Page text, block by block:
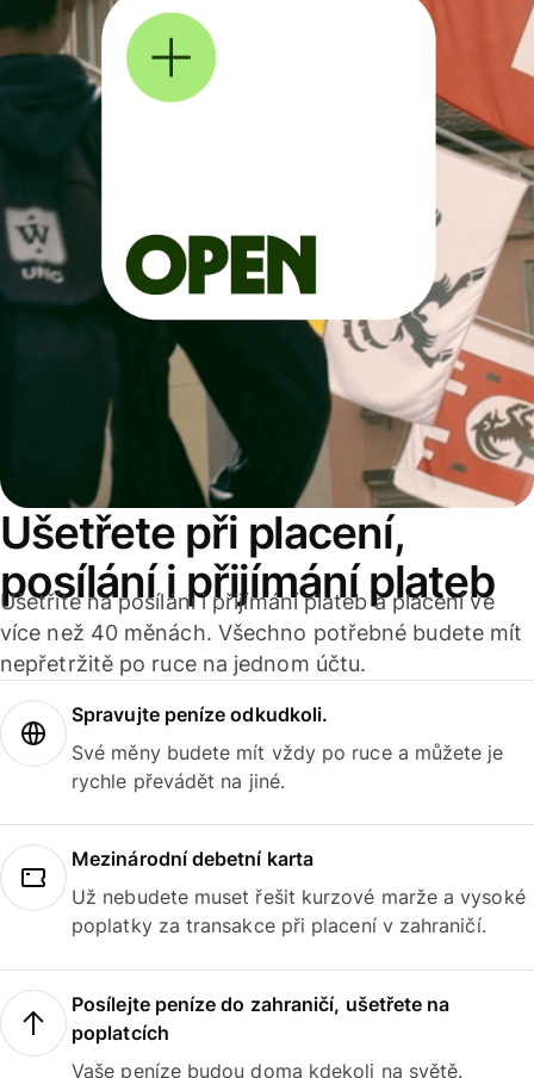
Ušetřete při placení,
posílání i přijímání plateb
Ušetříte na posílání i přijímání plateb a placení ve
více než 40 měnách. Všechno potřebné budete mít
nepřetržitě po ruce na jednom účtu.
Spravujte peníze odkudkoli.
Své měny budete mít vždy po ruce a můžete je
rychle převádět na jiné.
Mezinárodní debetní karta
Už nebudete muset řešit kurzové marže a vysoké
poplatky za transakce při placení v zahraničí.
Posílejte peníze do zahraničí, ušetřete na
poplatcích
Vaše peníze budou doma kdekoli na světě.